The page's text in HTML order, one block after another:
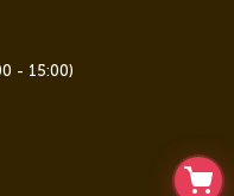
- 15:00)